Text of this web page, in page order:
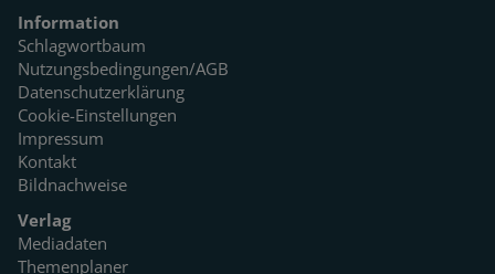
Information
Schlagwortbaum
Nutzungsbedingungen/AGB
Datenschutzerklärung
Cookie-Einstellungen
Impressum
Kontakt
Bildnachweise
Verlag
Mediadaten
Themenplaner